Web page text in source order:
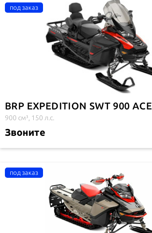
BRP EXPEDITION SWT 900 ACE
900 см³, 150 л.с.
Звоните